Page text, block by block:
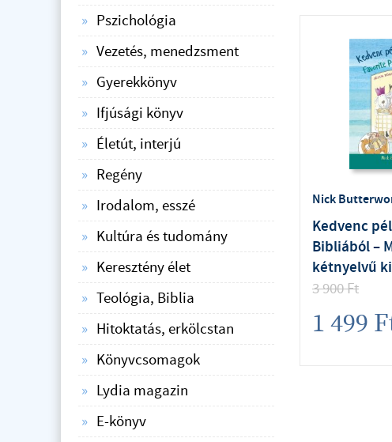
Nick
Kedvenc
Bibliából –
kétnyelvű
3 900Ft
1 499
Pszichológia
Vezetés, menedzsment
Gyerekkönyv
Ifjúsági könyv
Életút, interjú
Regény
Irodalom, esszé
Kultúra és tudomány
Keresztény élet
Teológia, Biblia
Hitoktatás, erkölcstan
Könyvcsomagok
Lydia magazin
E-könyv